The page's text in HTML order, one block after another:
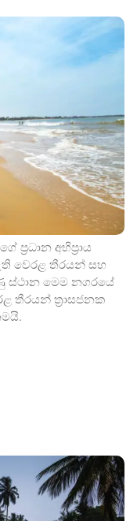
අභිප්‍රාය
වෙරළ තීරයන් සහ
ස්ථාන මෙම නගරයේ
තීරයන් ත්‍රාසජනක